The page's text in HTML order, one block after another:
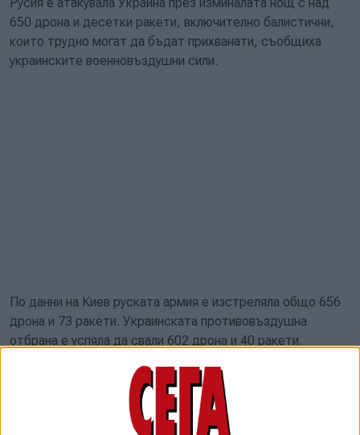
650 дрона и десетки ракети, включително балистични,
които трудно могат да бъдат прихванати, съобщиха
украинските военновъздушни сили.
По данни на Киев руската армия е изстреляла общо 656
дрона и 73 ракети. Украинската противовъздушна
отбрана е успяла да свали 602 дрона и 40 ракети.
При масираното нападение са загинали най-малко девет
души, съобщиха украинските власти, цитирани от АФП.
Атаката е една от най-мащабните от началото на